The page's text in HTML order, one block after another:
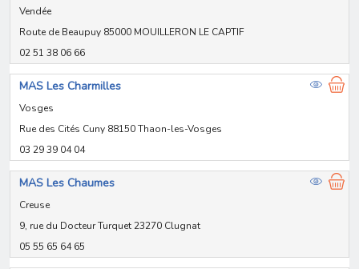
Vendée
Route de Beaupuy 85000 MOUILLERON LE CAPTIF
02 51 38 06 66
MAS Les Charmilles
Vosges
Rue des Cités Cuny 88150 Thaon-les-Vosges
03 29 39 04 04
MAS Les Chaumes
Creuse
9, rue du Docteur Turquet 23270 Clugnat
05 55 65 64 65